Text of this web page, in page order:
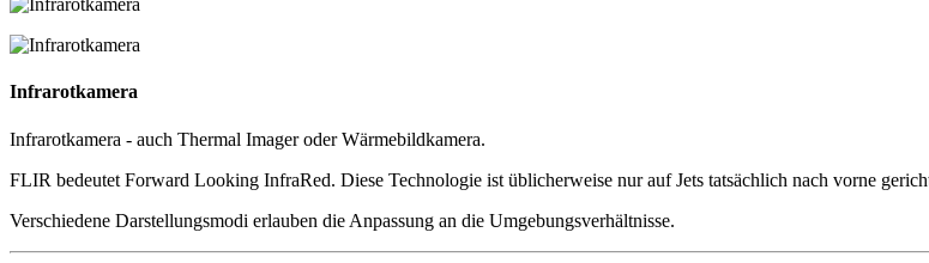
Infrarotkamera
Infrarotkamera - auch Thermal Imager oder Wärmebildkamera.
FLIR bedeutet Forward Looking InfraRed. Diese Technologie ist üblicherweise nur auf Jets tatsächlich nach vorne
Verschiedene Darstellungsmodi erlauben die Anpassung an die Umgebungsverhältnisse.